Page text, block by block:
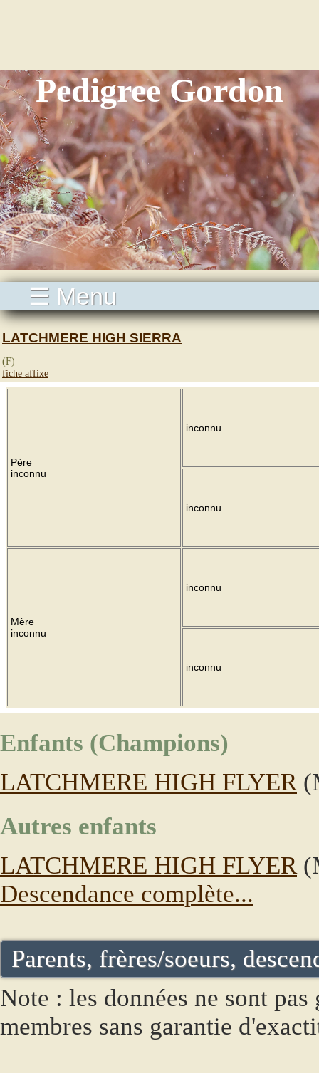
Pedigree Gordon
☰ Menu
LATCHMERE HIGH SIERRA
(F)
fiche affixe
Père
inconnu
inconnu
inconnu
Mère
inconnu
inconnu
inconnu
Enfants (Champions)
LATCHMERE HIGH FLYER
Autres enfants
LATCHMERE HIGH FLYER
Descendance complète...
Parents, frères/soeurs,
Note : les données ne sont
membres sans garantie